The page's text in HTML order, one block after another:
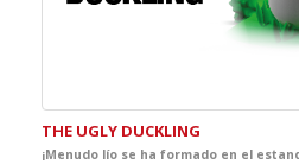
THE UGLY DUCKLING
¡Menudo lío se ha formado en el